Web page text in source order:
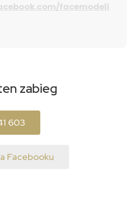
facemodeli
zabieg
603
Facebooku